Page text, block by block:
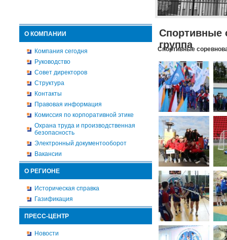
О КОМПАНИИ
Компания сегодня
Руководство
Совет директоров
Структура
Контакты
Правовая информация
Комиссия по корпоративной этике
Охрана труда и производственная
безопасность
Электронный документооборот
Вакансии
О РЕГИОНЕ
Историческая справка
Газификация
ПРЕСС-ЦЕНТР
Новости
Спортивные
группа
Спортивные